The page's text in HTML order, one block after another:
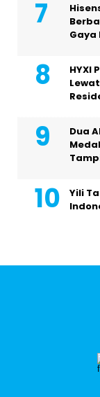
Gaya
HYXI
Dua
Yili